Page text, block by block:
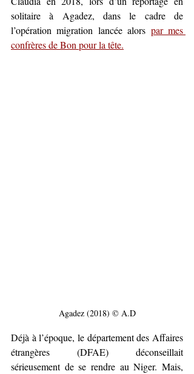
solitaire à Agadez, dans le cadre de
l’opération migration lancée alors par mes
confrères de Bon pour la tête.
Agadez (2018) © A.D
Déjà à l’époque, le département des Affaires
étrangères (DFAE) déconseillait
sérieusement de se rendre au Niger. Mais,